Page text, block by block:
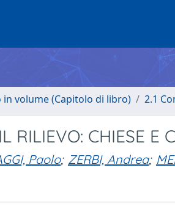
volume (Capitolo di libro) 2.1
RILIEVO: CHIESE E
Paolo; ZERBI, Andrea;